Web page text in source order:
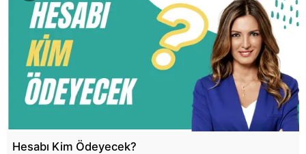
Hesabı Kim Ödeyecek?